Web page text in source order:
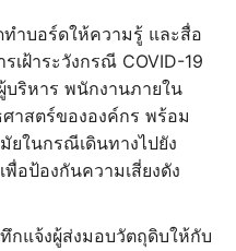
ำบอร์ดให้ความรู้ และสื่อ
ฝ้าระวังกรณี COVID-19
บริหาร พนักงานภายใน
าสตร์ขององค์กร พร้อม
ในกรณีเดินทางไปยัง
อป้องกันความเสี่ยงดัง
กแจ้งผู้ส่งมอบวัตถุดิบให้กับ